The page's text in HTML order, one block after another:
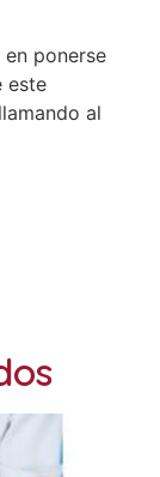
ponerse
este
al